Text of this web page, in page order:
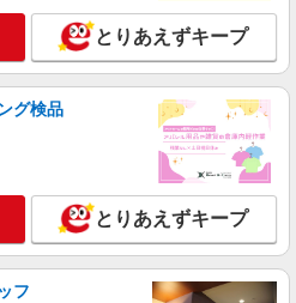
業代（月20時間の場合）、交通費別
費実費支給／当社規定あり。
河市 ≪無料駐車場完備≫マイカー通
詳細を見る
（古河事業所）/FKGA105957
キング・梱包
円 月収例：95040円＝1320円×6時間
場合＋交通費別途支給 ※交通費実費
定あり。
河市 マイカー通勤OK/駐車場完備
とりあえずキープ
グ検品
とりあえずキープ
フ